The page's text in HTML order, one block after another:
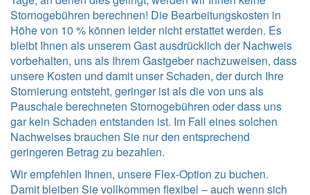
Stornogebühren berechnen! Die Bearbeitungskosten in
Höhe von 10 % können leider nicht erstattet werden. Es
bleibt Ihnen als unserem Gast ausdrücklich der Nachweis
vorbehalten, uns als Ihrem Gastgeber nachzuweisen, dass
unsere Kosten und damit unser Schaden, der durch Ihre
Stornierung entsteht, geringer ist als die von uns als
Pauschale berechneten Stornogebühren oder dass uns
gar kein Schaden entstanden ist. Im Fall eines solchen
Nachweises brauchen Sie nur den entsprechend
geringeren Betrag zu bezahlen.
Wir empfehlen Ihnen, unsere Flex-Option zu buchen.
Damit bleiben Sie vollkommen flexibel – auch wenn sich